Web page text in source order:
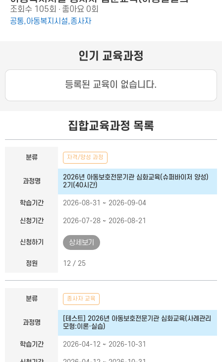
이해)
조회수 105회 좋아요 0회
공통,아동복지시설,종사자
인기 교육과정
등록된 교육이 없습니다.
집합교육과정 목록
분류 자격/양성 과정
과정명
2026년 아동보호전문기관 심화교육(슈퍼바이저 양성)
2기(40시간)
학습기간 2026-08-31 ~ 2026-09-04
신청기간 2026-07-28 ~ 2026-08-21
신청하기 상세보기
정원 12 / 25
분류 종사자 교육
과정명
[테스트] 2026년 아동보호전문기관 심화교육(사례관리
모형:이론·실습)
학습기간 2026-04-12 ~ 2026-10-31